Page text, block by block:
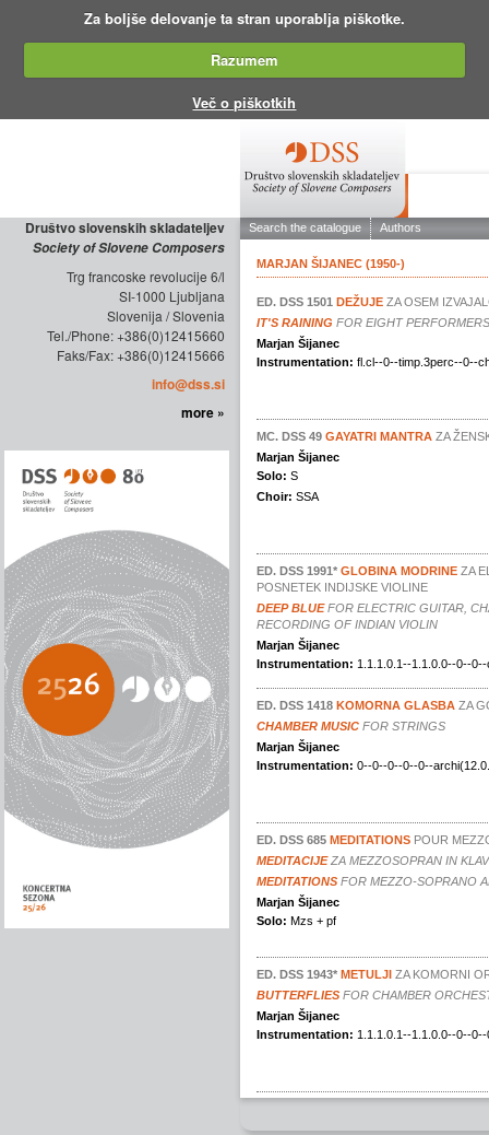
Za boljše delovanje ta stran uporablja piškotke.
Razumem
Več o piškotkih
Društvo slovenskih skladateljev
Society of Slovene Composers
Trg francoske revolucije 6/l
SI-1000 Ljubljana
Slovenija / Slovenia
Tel./Phone: +386(0)12415660
Faks/Fax: +386(0)12415666
info@dss.si
more »